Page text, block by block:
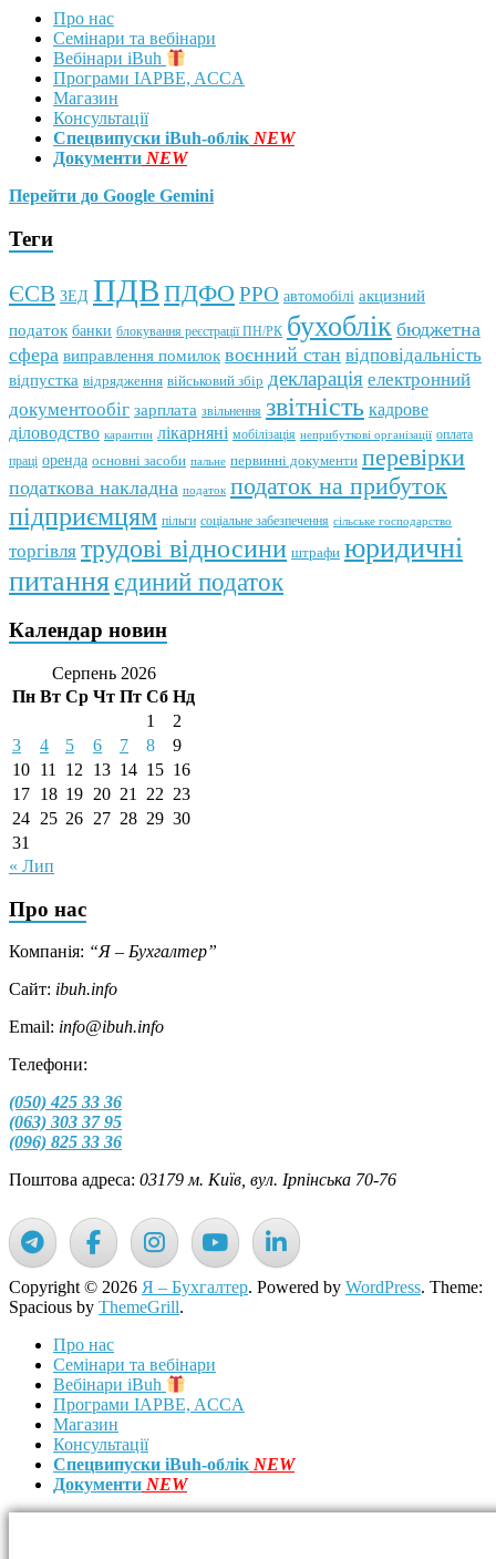
Про нас
Семінари та вебінари
Вебінари iBuh
Програми IAPBE, ACCA
Магазин
Консультації
Спецвипуски iBuh-облік NEW
Документи NEW
Перейти до Google Gemini
Теги
ЄСВ ЗЕД ПДВ ПДФО РРО автомобілі акцизний
податок банки блокування реєстрації ПН/РК бухоблік бюджетна
сфера виправлення помилок воєнний стан відповідальність
відпустка відрядження військовий збір декларація електронний
документообіг зарплата звільнення звітність кадрове
діловодство карантин лікарняні мобілізація неприбуткові організації оплата
праці оренда основні засоби пальне первинні документи перевірки
податкова накладна податок податок на прибуток
підприємцям пільги соціальне забезпечення сільське господарство
торгівля трудові відносини штрафи юридичні
питанняєдиний податок
Календар новин
Серпень 2026
Пн Вт Ср Чт Пт Сб Нд
1
2
3
4 5 6 7 8
9
10 11 12 13 14 15 16
17 18 19 20 21 22 23
24 25 26 27 28 29 30
31
« Лип
Про нас
Компанія: “Я – Бухгалтер”
Сайт: ibuh.info
Email: info@ibuh.info
Телефони:
(050) 425 33 36
(063) 303 37 95
(096) 825 33 36
Поштова адреса: 03179 м. Київ, вул. Ірпінська 70-76
Copyright © 2026 Я – Бухгалтер. Powered by WordPress. Theme:
Spacious by ThemeGrill.
Про нас
Семінари та вебінари
Вебінари iBuh
Програми IAPBE, ACCA
Магазин
Консультації
Спецвипуски iBuh-облік NEW
Документи NEW